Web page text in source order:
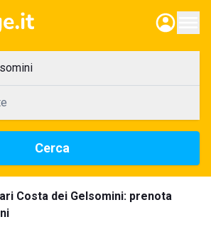
Cerca
Costa dei Gelsomini: prenota